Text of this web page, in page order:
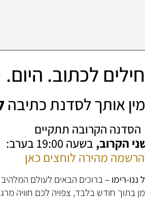
לכתוב. היום.
אותך לסדנת כתיבה
הסדנה הקרובה תתקיים
הקרוב, בשעה 19:00 בערב:
מהירה לוחצים כאן
רימו – ברוכים הבאים לעולם
בתוך חודש בלבד, צפויה לכם חוויה